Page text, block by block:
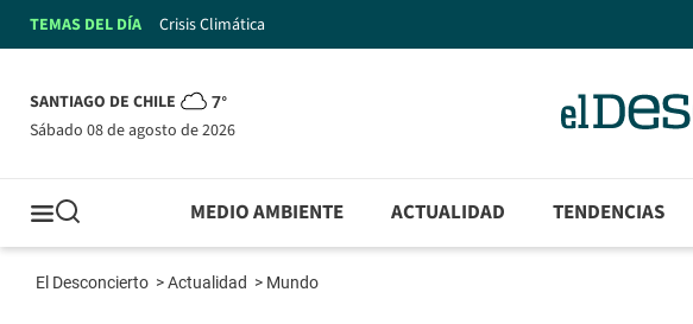
TEMAS DEL DÍA Crisis Climática
SANTIAGO DE CHILE 7°
sábado 08 de agosto de 2026
MEDIO AMBIENTE ACTUALIDAD TENDENCIAS
El Desconcierto >Actualidad > Mundo